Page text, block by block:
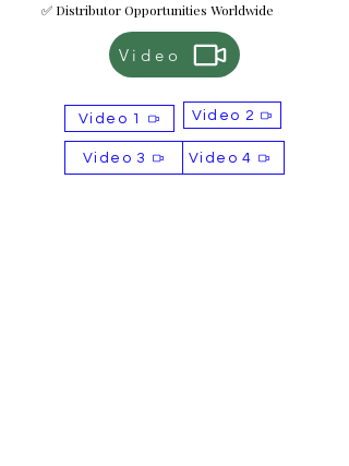
✅ Distributor Opportunities Worldwide
Video
Video 1 Video 2
Video 4
Video 3